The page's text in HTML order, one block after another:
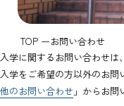
TOP
お問い合わせ
入学に関するお問い合わせは
入学をご希望の方以外のお
他のお問い合わせ 」からお問